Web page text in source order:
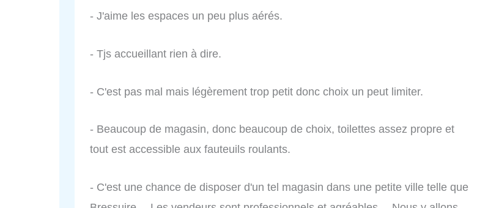
- J'aime les espaces un peu plus aérés.
- Tjs accueillant rien à dire.
- C'est pas mal mais légèrement trop petit donc choix un peut limiter.
- Beaucoup de magasin, donc beaucoup de choix, toilettes assez propre et
tout est accessible aux fauteuils roulants.
- C'est une chance de disposer d'un tel magasin dans une petite ville telle que